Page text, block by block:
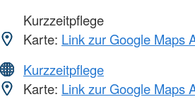
Kurzzeitpflege
Karte: Link zur Google Maps
Kurzzeitpflege
Karte: Link zur Google Maps